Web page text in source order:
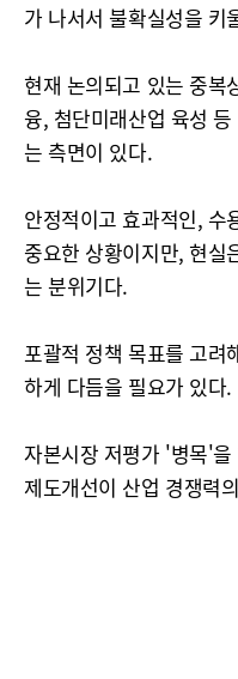
가 나서서 불확실성을 키
현재 논의되고 있는 중복
융, 첨단미래산업 육성
는 측면이 있다.
안정적이고 효과적인, 수
중요한 상황이지만, 현실
는 분위기다.
포괄적 정책 목표를 고려
하게 다듬을 필요가 있다.
자본시장 저평가 '병목'
제도개선이 산업 경쟁력